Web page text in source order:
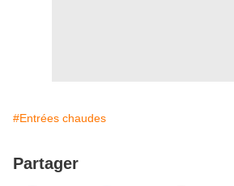
#Entrées chaudes
Partager